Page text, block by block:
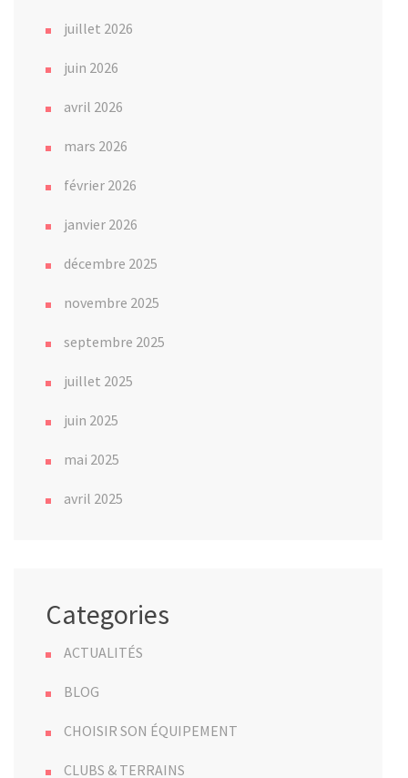
juillet 2026
juin 2026
avril 2026
mars 2026
février 2026
janvier 2026
décembre 2025
novembre 2025
septembre 2025
juillet 2025
juin 2025
mai 2025
avril 2025
Categories
ACTUALITÉS
BLOG
CHOISIR SON ÉQUIPEMENT
CLUBS & TERRAINS